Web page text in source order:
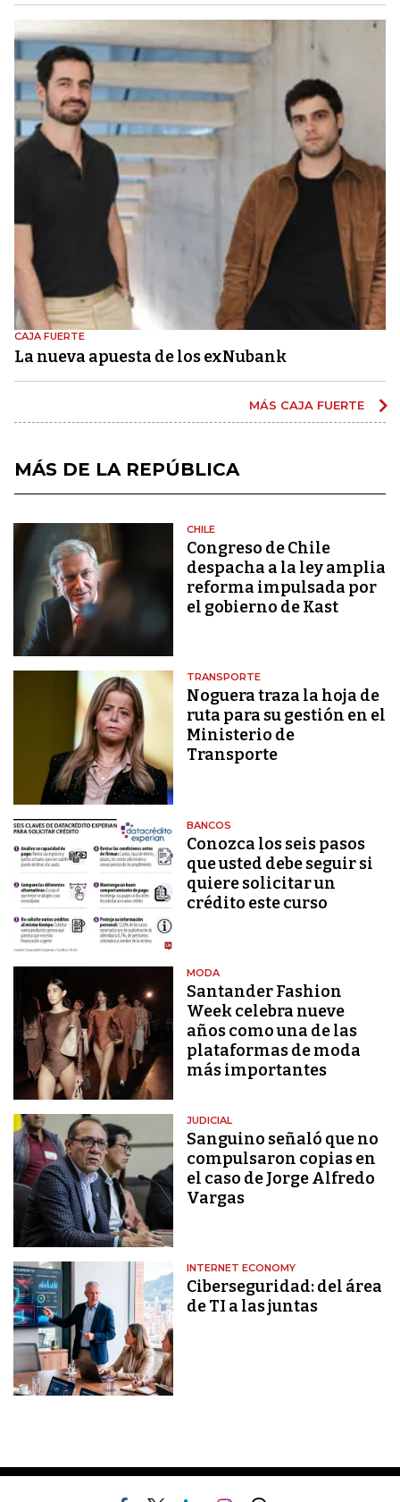
CAJA FUERTE
La nueva apuesta de los exNubank
MÁS CAJA FUERTE
MÁS DE LA REPÚBLICA
CHILE
Congreso de Chile
despacha a la ley amplia
reforma impulsada por
el gobierno de Kast
TRANSPORTE
Noguera traza la hoja de
ruta para su gestión en el
Ministerio de
Transporte
BANCOS
Conozca los seis pasos
que usted debe seguir si
quiere solicitar un
crédito este curso
MODA
Santander Fashion
Week celebra nueve
años como una de las
plataformas de moda
más importantes
JUDICIAL
Sanguino señaló que no
compulsaron copias en
el caso de Jorge Alfredo
Vargas
INTERNET ECONOMY
Ciberseguridad: del área
de TI a las juntas